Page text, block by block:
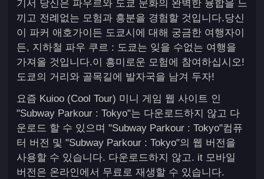
기서 당신은 파우르와 도쿄 문화의 완벽한 융합을 느
끼고 전례없는 모험과 흥분을 경험할 것입니다.당신
이 파커 애호가이든 도쿄시에 대해 궁금한 여행자이
든, 지하철 파우 쿠르 : 도쿄는 잊을 수없는 여행을
가져올 것입니다.이 흥미로운 모험에 참여하십시오!
도쿄의 거리와 골목길에 발자국을 남겨 두자!
요즘 Kuioo (Cool Tour) 미니 게임 웹 사이트 인
"Subway Parkour : Tokyo"는 다운로드하지 않고 다
운로드 할 수 있으며 "Subway Parkour : Tokyo"컴퓨
터 버전 및 "Subway Parkour : Tokyo"의 웹 버전을
사용할 수 있습니다. 다운로드하지 않고. it 모바일
버전은 온라인에서 무료로 재생할 수 있습니다.